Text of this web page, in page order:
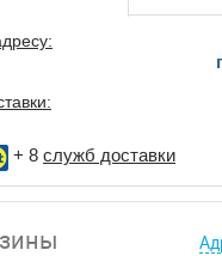
+ 8 служб доставки